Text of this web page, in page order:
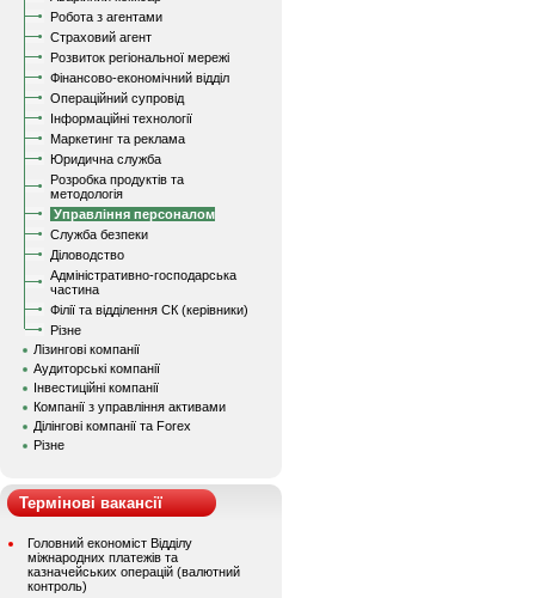
Робота з агентами
Страховий агент
Розвиток регіональної мережі
Фінансово-економічний відділ
Операційний супровід
Інформаційні технології
Маркетинг та реклама
Юридична служба
Розробка продуктів та
методологія
Управління персоналом
Служба безпеки
Діловодство
Адміністративно-господарська
частина
Філії та відділення СК (керівники)
Різне
Лізингові компанії
Аудиторські компанії
Інвестиційні компанії
Компанії з управління активами
Ділінгові компанії та Forex
Різне
Термінові вакансії
Головний економіст Відділу
міжнародних платежів та
казначейських операцій (валютний
контроль)